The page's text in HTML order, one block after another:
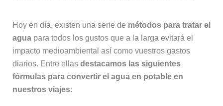
Hoy en día, existen una serie de métodos para tratar el
aguapara todos los gustos que a la larga evitará el
impacto medioambiental así como vuestros gastos
diarios. Entre ellas destacamos las siguientes
fórmulas para convertir el agua en potable en
nuestros viajes: